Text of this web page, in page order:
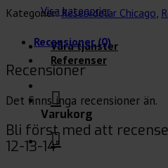
Visa kategorier
Våra tjänster
Referenser
Varukorg
mängd
Kategorier:Reservdelar Chicago,
Recensioner (0)
Recensioner
Det finns inga recensioner än.
Bli först med att
12-13-14”